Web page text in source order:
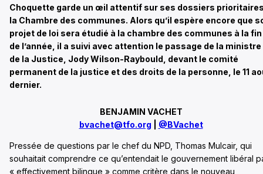
Choquette garde un œil attentif sur ses dossiers
la Chambre des communes. Alors qu’il espère encore que
projet de loi sera étudié à la chambre des communes à la fin
de l’année, il a suivi avec attention le passage de la ministre
de la Justice, Jody Wilson-Raybould, devant le comité
permanent de la justice et des droits de la personne, le 11
dernier.
BENJAMIN VACHET
bvachet@tfo.org
@BVachet
Pressée de questions par le chef du NPD, Thomas Mulcair, qui
souhaitait comprendre ce qu’entendait le gouvernement libéral
« effectivement bilingue » comme critère dans le nouveau